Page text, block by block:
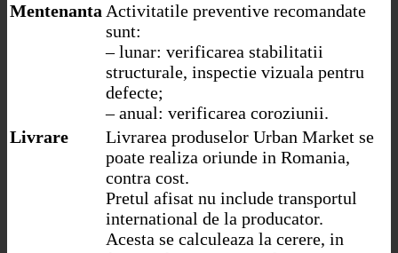
Mentenanta Activitatile preventive recomandate
sunt:
– lunar: verificarea stabilitatii
structurale, inspectie vizuala pentru
defecte;
– anual: verificarea coroziunii.
Livrare
Livrarea produselor Urban Market se
poate realiza oriunde in Romania,
contra cost.
Pretul afisat nu include transportul
international de la producator.
Acesta se calculeaza la cerere, in